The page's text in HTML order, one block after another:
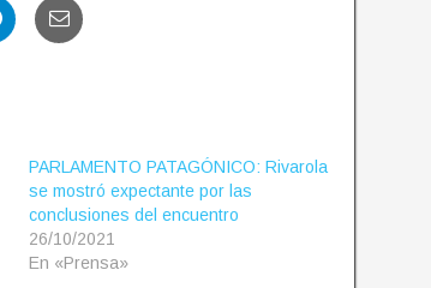
PARLAMENTO PATAGÓNICO: Rivarola
se mostró expectante por las
conclusiones del encuentro
26/10/2021
En «Prensa»